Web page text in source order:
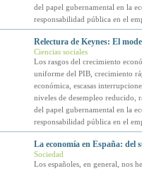
del papel gubernamental en la
responsabilidad pública en el
Relectura de Keynes: El
Ciencias sociales
Los rasgos del crecimiento
uniforme del PIB, crecimiento
económica, escasas
niveles de desempleo reducido,
del papel gubernamental en la
responsabilidad pública en el
La economía en España: del
Sociedad
Los españoles, en general, nos